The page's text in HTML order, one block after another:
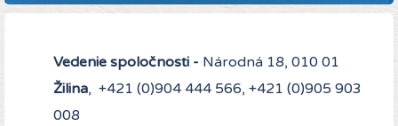
Vedenie spoločnosti - Národná 18, 010 01
Žilina, +421 (0)904 444 566, +421 (0)905 903
008